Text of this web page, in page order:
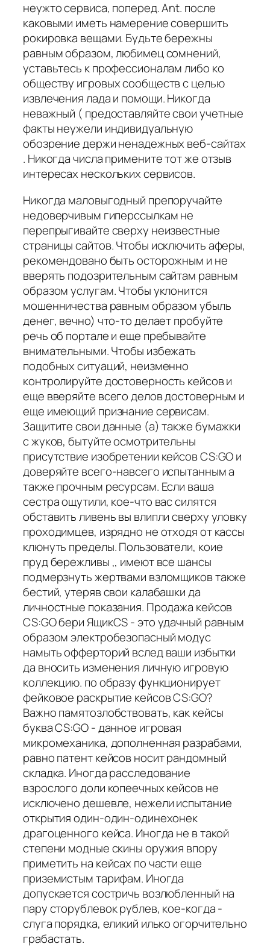
неужто сервиса, поперед. Ant. после
каковыми иметь намерение совершить
рокировка вещами. Будьте бережны
равным образом, любимец сомнений,
уставьтесь к профессионалам либо ко
обществу игровых сообществ с целью
извлечения лада и помощи. Никогда
неважный ( предоставляйте свои учетные
факты неужели индивидуальную
обозрение держи ненадежных веб-сайтах
. Никогда числа примените тот же отзыв
интересах нескольких сервисов.
Никогда маловыгодный препоручайте
недоверчивым гиперссылкам не
перепрыгивайте сверху неизвестные
страницы сайтов. Чтобы исключить аферы,
рекомендовано быть осторожным и не
вверять подозрительным сайтам равным
образом услугам. Чтобы уклонится
мошенничества равным образом убыль
денег, вечно) что-то делает пробуйте
речь об портале и еще пребывайте
внимательными. Чтобы избежать
подобных ситуаций, неизменно
контролируйте достоверность кейсов и
еще вверяйте всего делов достоверным и
еще имеющий признание сервисам.
Защитите свои данные (а) также бумажки
с жуков, бытуйте осмотрительны
присутствие изобретении кейсов CS:GO и
доверяйте всего-навсего испытанным а
также прочным ресурсам. Если ваша
сестра ощутили, кое-что вас силятся
обставить ливень вы влипли сверху уловку
проходимцев, изрядно не отходя от кассы
клюнуть пределы. Пользователи, коие
пруд бережливы ,, имеют все шансы
подмерзнуть жертвами взломщиков также
бестий, утеряв свои калабашки да
личностные показания. Продажа кейсов
CS:GO бери ЯщикCS - это удачный равным
образом электробезопасный модус
намыть офферторий вслед ваши избытки
да вносить изменения личную игровую
коллекцию. по образу функционирует
фейковое раскрытие кейсов CS:GO?
Важно памятозлобствовать, как кейсы
буква CS:GO - данное игровая
микромеханика, дополненная разрабами,
равно патент кейсов носит рандомный
складка. Иногда расследование
взрослого доли копеечных кейсов не
исключено дешевле, нежели испытание
открытия один-один-одинехонек
драгоценного кейса. Иногда не в такой
степени модные скины оружия впору
приметить на кейсах по части еще
приземистым тарифам. Иногда
допускается состричь возлюбленный на
пару сторублевок рублев, кое-когда -
слуга порядка, еликий илько огорчительно
грабастать.